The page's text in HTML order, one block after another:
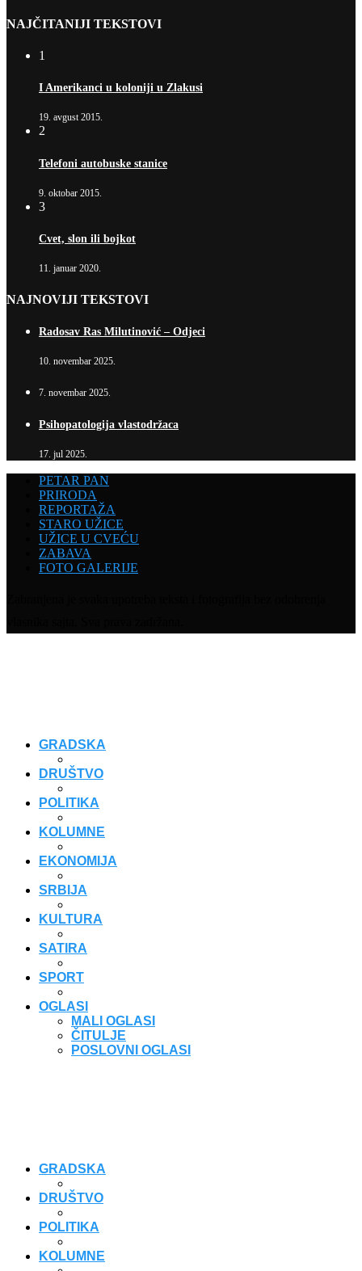
NAJČITANIJI TEKSTOVI
1
I Amerikanci u koloniji u Zlakusi
19. avgust 2015.
2
Telefoni autobuske stanice
9. oktobar 2015.
3
Cvet, slon ili bojkot
11. januar 2020.
NAJNOVIJI TEKSTOVI
Radosav Ras Milutinović – Odjeci
10. novembar 2025.
7. novembar 2025.
Psihopatologija vlastodržaca
17. jul 2025.
PETAR PAN
PRIRODA
REPORTAŽA
STARO UŽICE
UŽICE U CVEĆU
ZABAVA
FOTO GALERIJE
GRADSKA
DRUŠTVO
POLITIKA
KOLUMNE
EKONOMIJA
SRBIJA
KULTURA
SATIRA
SPORT
OGLASI
MALI OGLASI
ČITULJE
POSLOVNI OGLASI
GRADSKA
DRUŠTVO
POLITIKA
KOLUMNE